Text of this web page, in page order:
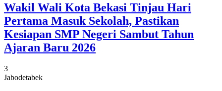
Wakil Wali Kota Bekasi Tinjau Hari
Pertama Masuk Sekolah, Pastikan
Kesiapan SMP Negeri Sambut Tahun
Ajaran Baru 2026
3
Jabodetabek